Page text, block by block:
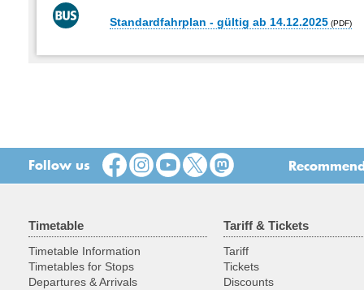
Standardfahrplan - gültig ab 14.12.2025
Follow us
Timetable
Timetable Information
Timetables for Stops
Departures & Arrivals
Tariff & Tickets
Tariff
Tickets
Discounts